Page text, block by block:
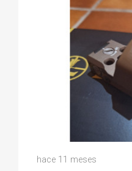
Victor Juan A.
hace 11 meses